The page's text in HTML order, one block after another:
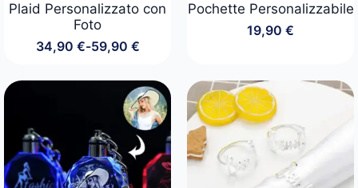
Plaid Personalizzato con
Foto
34,90 €-59,90 €
Fascia
prezzo:
34,90 €
59,90 €
Pochette Personalizzabile
19,90 €